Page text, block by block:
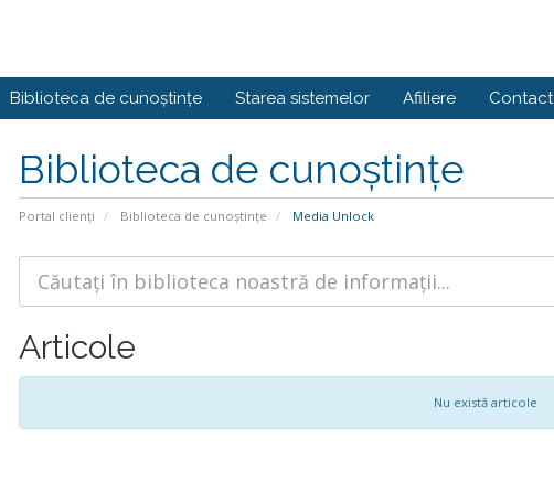
Biblioteca de cunoștințe Starea sistemelor Afiliere Contact
Biblioteca de cunoștințe
Portal clienți Biblioteca de cunoștințe Media Unlock
Articole
Nu există articole